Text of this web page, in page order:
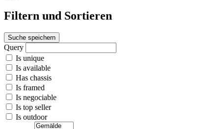
Filtern und Sortieren
Suche speichern
Query
Is unique
Is available
Has chassis
Is framed
Is negociable
Is top seller
Is outdoor